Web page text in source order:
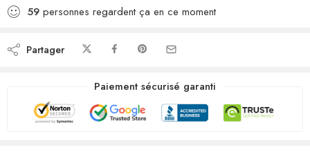
59 personnes regardent ça en ce moment
Partager
Paiement sécurisé garanti